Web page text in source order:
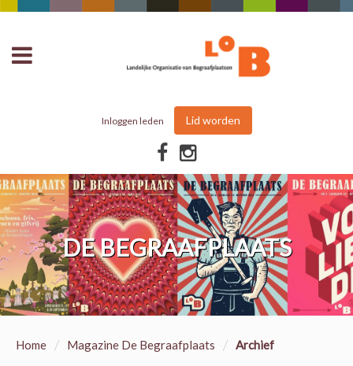
Inloggen leden Lid worden
DE BEGRAAFPLAATS
Home / Magazine De Begraafplaats / Archief